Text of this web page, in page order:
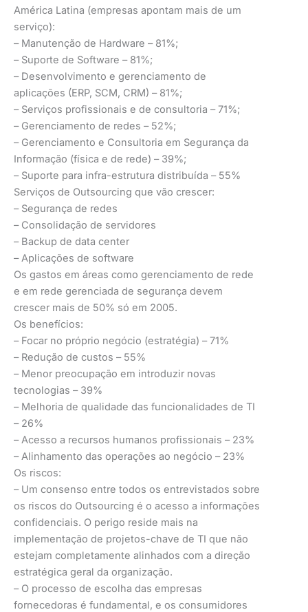
América Latina (empresas apontam mais de um
serviço):
– Manutenção de Hardware – 81%;
– Suporte de Software – 81%;
– Desenvolvimento e gerenciamento de
aplicações (ERP, SCM, CRM) – 81%;
– Serviços profissionais e de consultoria – 71%;
– Gerenciamento de redes – 52%;
– Gerenciamento e Consultoria em Segurança da
Informação (física e de rede) – 39%;
– Suporte para infra-estrutura distribuída – 55%
Serviços de Outsourcing que vão crescer:
– Segurança de redes
– Consolidação de servidores
– Backup de data center
– Aplicações de software
Os gastos em áreas como gerenciamento de rede
e em rede gerenciada de segurança devem
crescer mais de 50% só em 2005.
Os benefícios:
– Focar no próprio negócio (estratégia) – 71%
– Redução de custos – 55%
– Menor preocupação em introduzir novas
tecnologias – 39%
– Melhoria de qualidade das funcionalidades de TI
– 26%
– Acesso a recursos humanos profissionais – 23%
– Alinhamento das operações ao negócio – 23%
Os riscos:
– Um consenso entre todos os entrevistados sobre
os riscos do Outsourcing é o acesso a informações
confidenciais. O perigo reside mais na
implementação de projetos-chave de TI que não
estejam completamente alinhados com a direção
estratégica geral da organização.
– O processo de escolha das empresas
fornecedoras é fundamental, e os consumidores